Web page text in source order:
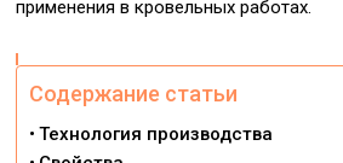
применения в кровельных работах.
Содержание статьи
Технология производства